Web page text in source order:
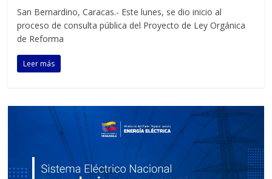
San Bernardino, Caracas.- Este lunes, se dio inicio al
proceso de consulta pública del Proyecto de Ley Orgánica
de Reforma
Leer más